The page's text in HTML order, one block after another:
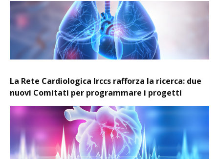
La Rete Cardiologica Irccs rafforza la ricerca: due
nuovi Comitati per programmare i progetti